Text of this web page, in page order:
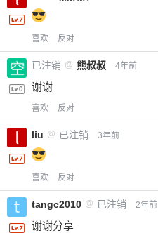
喜欢 反对
已注销 @ 熊叔叔 4年前
谢谢
喜欢 反对
liu @ 已注销 3年前
喜欢 反对
tangc2010 @ 已注销 2年前
谢谢分享